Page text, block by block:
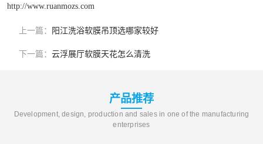
http://www.ruanmozs.com
上一篇： 阳江洗浴软膜吊顶选哪家较好
下一篇： 云浮展厅软膜天花怎么清洗
产品推荐
Development, design, production and sales in one of the manufacturing
enterprises